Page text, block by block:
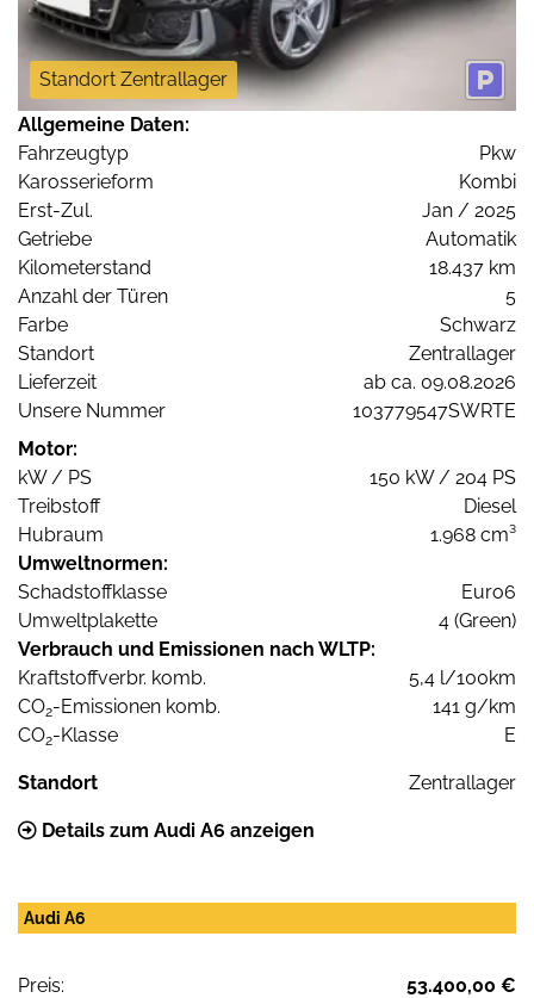
Standort Zentrallager
Allgemeine Daten:
Fahrzeugtyp
Pkw
Karosserieform
Kombi
Erst-Zul.
Jan / 2025
Getriebe
Automatik
Kilometerstand
18.437 km
Anzahl der Türen
5
Farbe
Schwarz
Standort
Zentrallager
Lieferzeit
ab ca. 09.08.2026
Unsere Nummer
103779547SWRTE
Motor:
kW / PS
150 kW / 204 PS
Treibstoff
Diesel
Hubraum
1.968 cm³
Umweltnormen:
Schadstoffklasse
Euro6
Umweltplakette
4 (Green)
Verbrauch und Emissionen nach WLTP:
Kraftstoffverbr. komb.
5,4 l/100km
CO2-Emissionen komb.
141 g/km
CO2-Klasse E
Standort Zentrallager
Details zum Audi A6 anzeigen
Audi A6
Preis:
53.400,00 €